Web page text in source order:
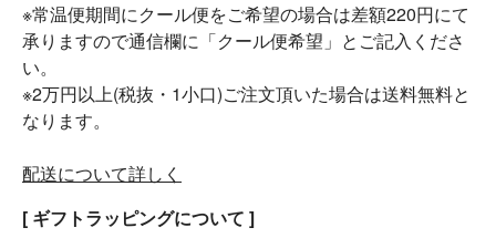
※常温便期間にクール便をご希望の場合は差額220円にて
承りますので通信欄に「クール便希望」とご記入くださ
い。
※2万円以上(税抜・1小口)ご注文頂いた場合は送料無料と
なります。
配送について詳しく
[ ギフトラッピングについて ]